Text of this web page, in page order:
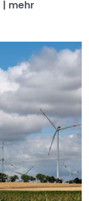
| mehr